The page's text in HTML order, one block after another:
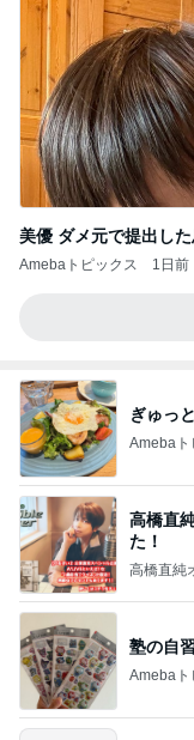
美優 ダメ元で提出し
Amebaトピックス 1日前
ぎゅっ
Amebaト
高橋直
た！
高橋直純
塾の自
Amebaト